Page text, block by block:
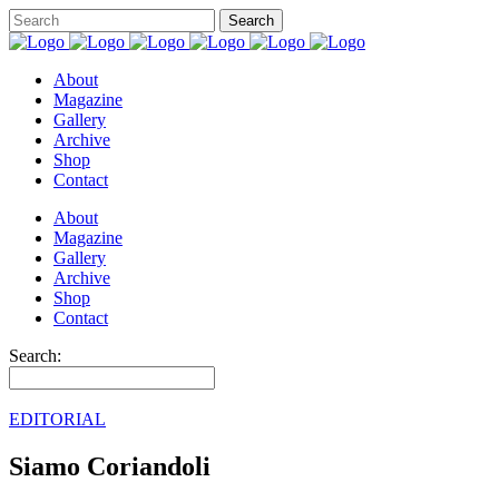
About
Magazine
Gallery
Archive
Shop
Contact
About
Magazine
Gallery
Archive
Shop
Contact
Search:
EDITORIAL
Siamo Coriandoli